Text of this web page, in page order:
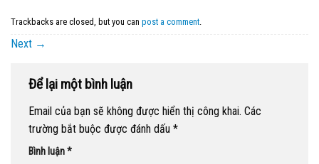
Trackbacks are closed, but you can post a comment
Next →
Để lại một bình luận
Email của bạn sẽ không được hiển thị công khai. Các
trường bắt buộc được đánh dấu *
Bình luận*